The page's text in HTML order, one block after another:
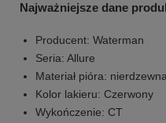
Najważniejsze dane
Producent: Waterman
Seria: Allure
Materiał pióra:
Kolor lakieru: Czerwony
Wykończenie: CT